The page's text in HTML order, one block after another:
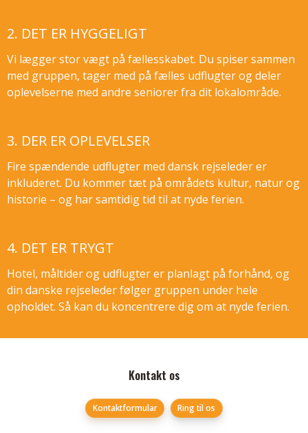
2. DET ER HYGGELIGT
Vi lægger stor vægt på fællesskabet. Du spiser sammen
med gruppen, tager med på fælles udflugter og deler
oplevelserne med andre seniorer fra dit lokalområde.
3. DER ER OPLEVELSER
Fire spændende udflugter med dansk rejseleder er
inkluderet. Du kommer tæt på områdets kultur, natur og
historie – og har samtidig tid til at nyde ferien.
4. DET ER TRYGT
Hotel, måltider og udflugter er planlagt på forhånd, og
din danske rejseleder følger gruppen under hele
opholdet. Så kan du koncentrere dig om at nyde ferien.
Følg os på
Kontakt os
Kontaktformular Ring til os